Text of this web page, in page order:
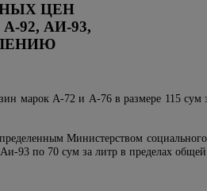
ЦЕН
92, АИ-93,
марок А-72 и А-76 в размере 115
Министерством
93 по 70 сум за литр в пределах